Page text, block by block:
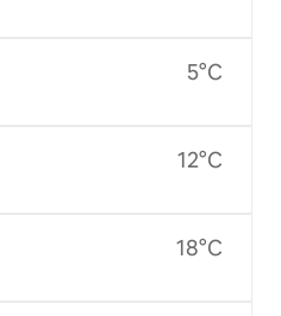
5°C
12°C
18°C